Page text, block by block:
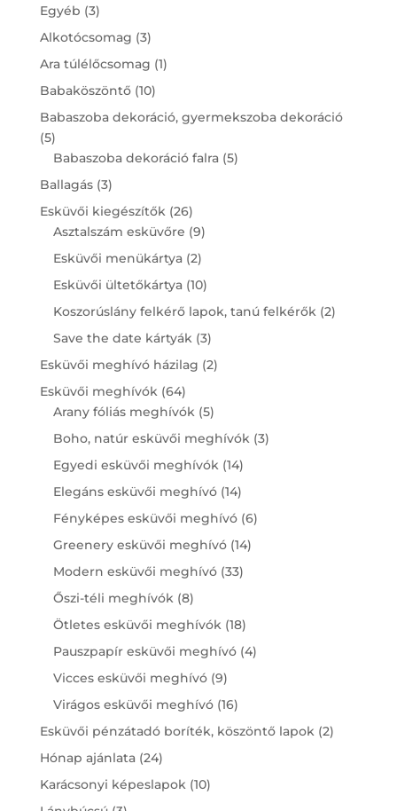
Egyéb 33
products
Alkotócsomag 33
products
Ara túlélőcsomag 11
Babaköszöntő 1010
products
Babaszoba dekoráció, gyermekszoba dekoráció
55
products
Babaszoba dekoráció falra 55
Ballagás 33
products
Esküvői kiegészítők 2626
products
Asztalszám esküvőre 99
products
Esküvői menükártya 22
products
Esküvői ültetőkártya 1010
products
Koszorúslány felkérő lapok, tanú felkérők 22
Save the date kártyák 33
products
Esküvői meghívó házilag 22
Esküvői meghívók 6464
products
Arany fóliás meghívók 55
products
Boho, natúr esküvői meghívók 33
Egyedi esküvői meghívók 1414
products
Elegáns esküvői meghívó 1414
products
Fényképes esküvői meghívó 66
Greenery esküvői meghívó 1414
Modern esküvői meghívó 3333
Őszi-téli meghívók 88
products
Ötletes esküvői meghívók 1818
products
Pauszpapír esküvői meghívó 44
Vicces esküvői meghívó 99
products
Virágos esküvői meghívó 1616
products
Esküvői pénzátadó boríték, köszöntő lapok 22
Hónap ajánlata 2424
products
Karácsonyi képeslapok 1010